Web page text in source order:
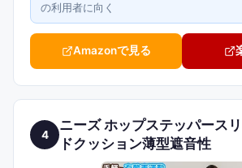
の利用者に向く
Amazonで見る
4
ニーズ ホップステッパース
ドクッション薄型遮音性